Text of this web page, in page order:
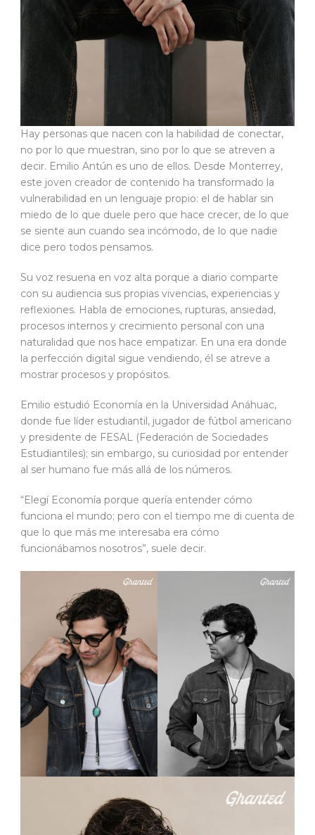
Hay personas que nacen con la habilidad de conectar,
no por lo que muestran, sino por lo que se atreven a
decir. Emilio Antún es uno de ellos. Desde Monterrey,
este joven creador de contenido ha transformado la
vulnerabilidad en un lenguaje propio: el de hablar sin
miedo de lo que duele pero que hace crecer, de lo que
se siente aun cuando sea incómodo, de lo que nadie
dice pero todos pensamos.
Su voz resuena en voz alta porque a diario comparte
con su audiencia sus propias vivencias, experiencias y
reflexiones. Habla de emociones, rupturas, ansiedad,
procesos internos y crecimiento personal con una
naturalidad que nos hace empatizar. En una era donde
la perfección digital sigue vendiendo, él se atreve a
mostrar procesos y propósitos.
Emilio estudió Economía en la Universidad Anáhuac,
donde fue líder estudiantil, jugador de fútbol americano
y presidente de FESAL (Federación de Sociedades
Estudiantiles); sin embargo, su curiosidad por entender
al ser humano fue más allá de los números.
“Elegí Economía porque quería entender cómo
funciona el mundo; pero con el tiempo me di cuenta de
que lo que más me interesaba era cómo
funcionábamos nosotros”, suele decir.